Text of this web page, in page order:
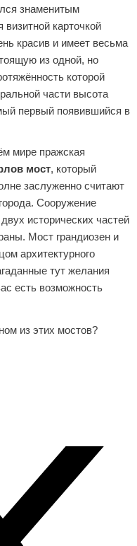
знаменитым
карточкой
красив и имеет весьма
из одной, но
которой
части высота
первый появившийся в
мире пражская
мост, который
заслуженно считают
Сооружение
исторических частей
Мост грандиозен и
архитектурного
тут желания
есть возможность
из этих мостов?